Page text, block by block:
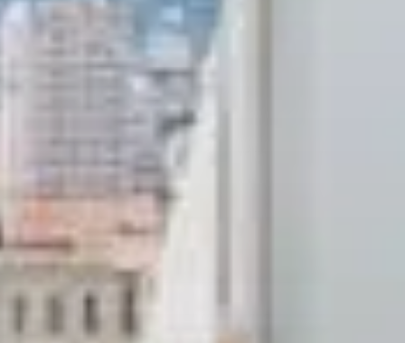
Vous êtes vendeur ou curieux
de savoir combien vaut votre
bien?Contactez-nous pour
que nous puissions estimer
votre bien gratuitement